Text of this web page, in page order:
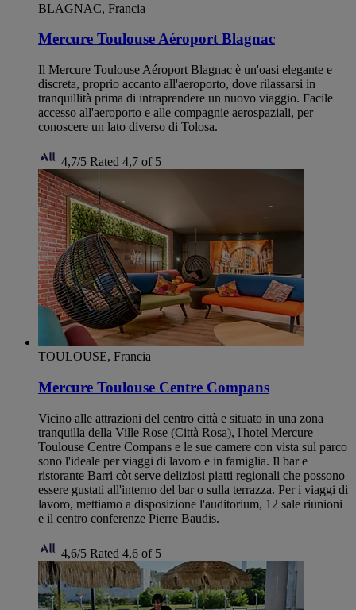
BLAGNAC, Francia
Mercure Toulouse Aéroport Blagnac
Il Mercure Toulouse Aéroport Blagnac è un'oasi elegante e
discreta, proprio accanto all'aeroporto, dove rilassarsi in
tranquillità prima di intraprendere un nuovo viaggio. Facile
accesso all'aeroporto e alle compagnie aerospaziali, per
conoscere un lato diverso di Tolosa.
4,7/5 Rated 4,7 of 5
TOULOUSE, Francia
Mercure Toulouse Centre Compans
Vicino alle attrazioni del centro città e situato in una zona
tranquilla della Ville Rose (Città Rosa), l'hotel Mercure
Toulouse Centre Compans e le sue camere con vista sul parco
sono l'ideale per viaggi di lavoro e in famiglia. Il bar e
ristorante Barri còt serve deliziosi piatti regionali che possono
essere gustati all'interno del bar o sulla terrazza. Per i viaggi di
lavoro, mettiamo a disposizione l'auditorium, 12 sale riunioni
e il centro conferenze Pierre Baudis.
4,6/5 Rated 4,6 of 5